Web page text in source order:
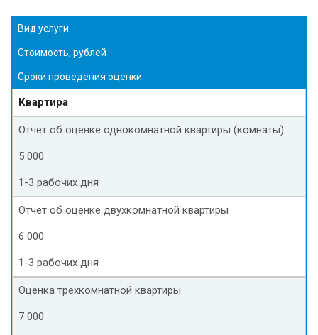
Вид услуги
Стоимость, рублей
Сроки проведения оценки
Квартира
Отчет об оценке однокомнатной квартиры (комнаты)
5 000
1-3 рабочих дня
Отчет об оценке двухкомнатной квартиры
6 000
1-3 рабочих дня
Оценка трехкомнатной квартиры
7 000